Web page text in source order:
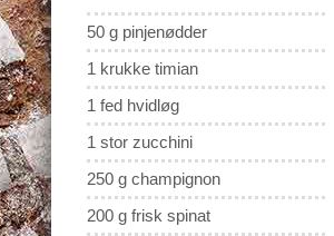
50 g pinjenødder
1 krukke timian
1 fed hvidløg
1 stor zucchini
250 g champignon
200 g frisk spinat